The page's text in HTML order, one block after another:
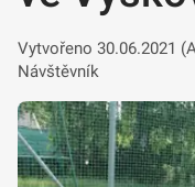
Vytvořeno 30.06.2021
Návštěvník